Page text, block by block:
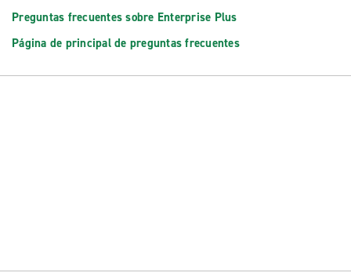
Preguntas frecuentes sobre Enterprise Plus
Página de principal de preguntas frecuentes